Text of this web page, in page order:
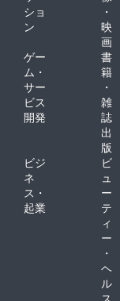
ショ
ン
・
映
画
ゲー
ム・
サー
ビス
開発
書
籍
・
雑
誌
出
版
ビジ
ネ
ス・
起業
ビ
ュ
ー
テ
ィ
ー
・
ヘ
ル
ス